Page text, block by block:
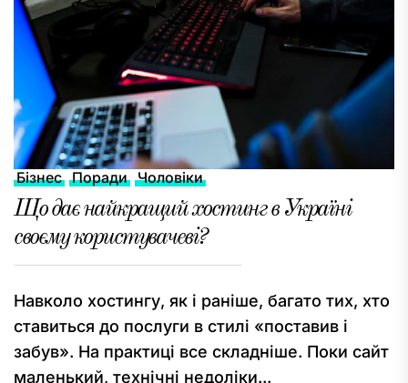
Бізнес Поради Чоловіки
Що дає найкращий хостинг в Україні
своєму користувачеві?
Навколо хостингу, як і раніше, багато тих, хто
ставиться до послуги в стилі «поставив і
забув». На практиці все складніше. Поки сайт
маленький, технічні недоліки...